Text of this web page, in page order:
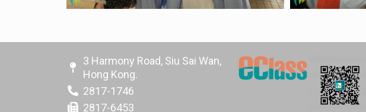
3 Harmony Road, Siu Sai Wan,
Hong Kong.
2817-1746
2817-6453